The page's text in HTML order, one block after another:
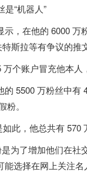
，在他的 6000
斯拉等有争议的推
个账户冒充他本人
5500 万粉丝中
。
如此 ，他总共有 570
为了增加他们在社
选择在网上关注